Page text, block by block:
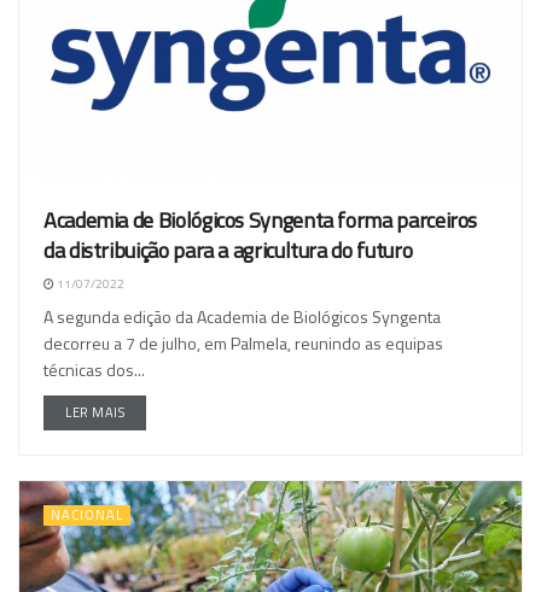
Academia de Biológicos Syngenta forma parceiros
da distribuição para a agricultura do futuro
11/07/2022
A segunda edição da Academia de Biológicos Syngenta
decorreu a 7 de julho, em Palmela, reunindo as equipas
técnicas dos...
LER MAIS
NACIONAL